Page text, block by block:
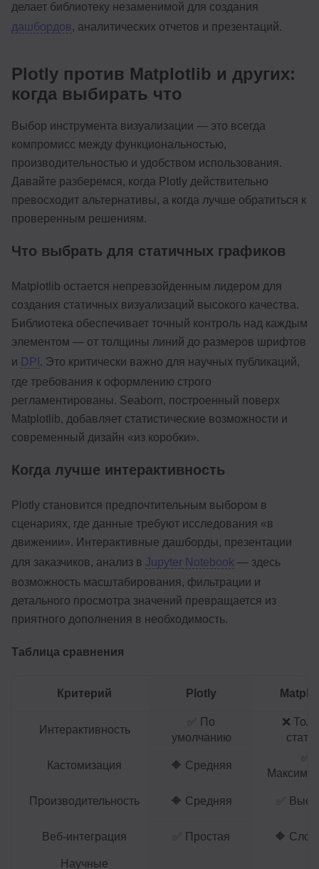
делает библиотеку незаменимой для создания
дашбордов, аналитических отчетов и презентаций.
Plotly против Matplotlib и других:
когда выбирать что
Выбор инструмента визуализации — это всегда
компромисс между функциональностью,
производительностью и удобством использования.
Давайте разберемся, когда Plotly действительно
превосходит альтернативы, а когда лучше обратиться к
проверенным решениям.
Что выбрать для статичных графиков
Matplotlib остается непревзойденным лидером для
создания статичных визуализаций высокого качества.
Библиотека обеспечивает точный контроль над каждым
элементом — от толщины линий до размеров шрифтов
и DPI . Это критически важно для научных публикаций,
где требования к оформлению строго
регламентированы. Seaborn, построенный поверх
Matplotlib, добавляет статистические возможности и
современный дизайн «из коробки».
Когда лучше интерактивность
Plotly становится предпочтительным выбором в
сценариях, где данные требуют исследования «в
движении». Интерактивные дашборды, презентации
для заказчиков, анализ в Jupyter Notebook — здесь
возможность масштабирования, фильтрации и
детального просмотра значений превращается из
приятного дополнения в необходимость.
Таблица сравнения
Критерий Plotly
Интерактивность
✅ По
умолчанию
❌
Кастомизация 🔶 Средняя
Производительность 🔶 Средняя ✅
Веб-интеграция ✅ Простая 🔶
Научные